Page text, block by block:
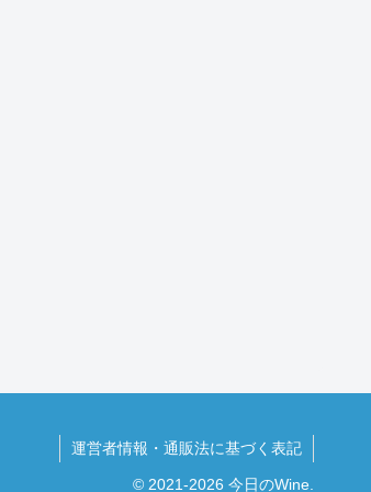
運営者情報・通販法に基づく表記
© 2021-2026 今日のWine.